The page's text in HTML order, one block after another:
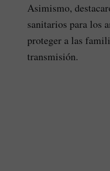
Asimismo,
sanitarios para los
proteger a las
transmisión.